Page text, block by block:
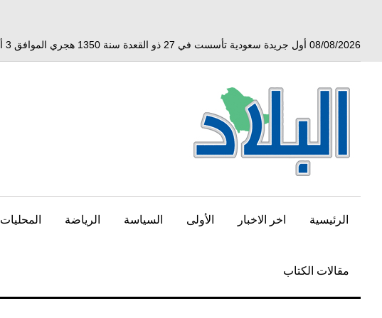
08/08/2026 أول جريدة سعودية تأسست في 27 ذو القعدة سنة 1350 هجري الموافق 3 أبريل 1932 ميلادي
الرئيسية اخر الاخبار الأولى السياسة الرياضة المحليات
مقالات الكتاب